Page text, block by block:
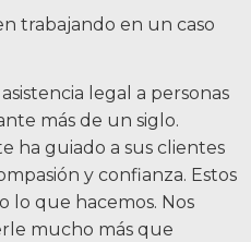
legal a personas
más de un siglo.
ha guiado a sus clientes
y confianza. Estos
lo que hacemos. Nos
mucho más que